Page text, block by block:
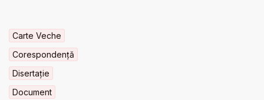
Carte Veche
Corespondență
Disertație
Document